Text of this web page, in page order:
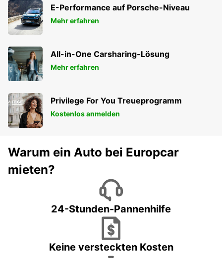
IVRY SUR SEINE - FRANCE
E-Performance auf Porsche-Niveau
Mehr erfahren
All-in-One Carsharing-Lösung
Mehr erfahren
Privilege For You Treueprogramm
Kostenlos anmelden
Warum ein Auto bei Europcar
mieten?
24-Stunden-Pannenhilfe
Keine versteckten Kosten